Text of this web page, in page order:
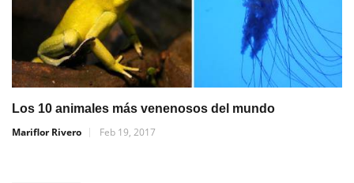
Los 10 animales más venenosos del mundo
Mariflor Rivero
Feb 19, 2017